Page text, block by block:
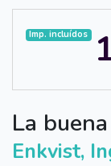
La
Enkvist,
Imp. incluídos